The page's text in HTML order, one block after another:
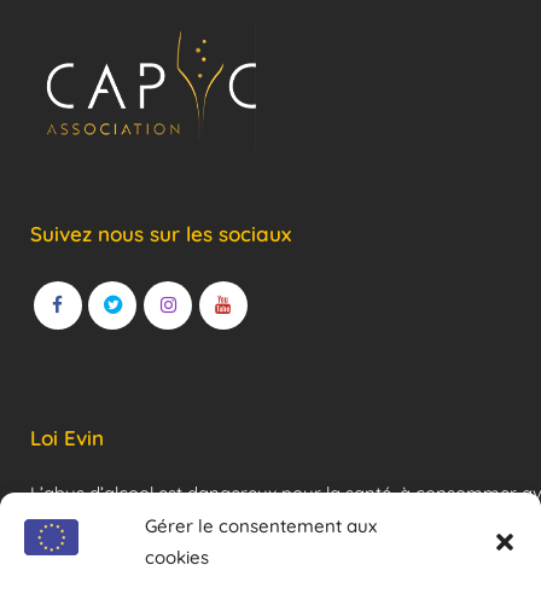
Gérer le consentement aux
cookies
Suivez nous sur les sociaux
Loi Evin
L’abus d’alcool est dangereux pour la santé, à consommer
modération !